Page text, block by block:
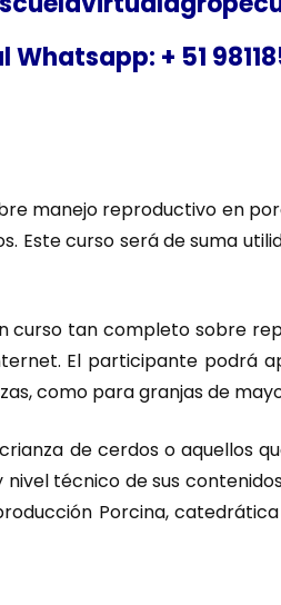
Whatsapp: + 51
manejo reproductivo en
Este curso será de suma
curso tan completo sobre
El participante podrá
como para granjas de
de cerdos o aquellos
técnico de sus
Porcina,